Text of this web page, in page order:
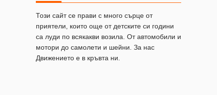
Този сайт се прави с много сърце от
приятели, които още от детските си години
са луди по всякакви возила. От автомобили и
мотори до самолети и шейни. За нас
Движението е в кръвта ни.